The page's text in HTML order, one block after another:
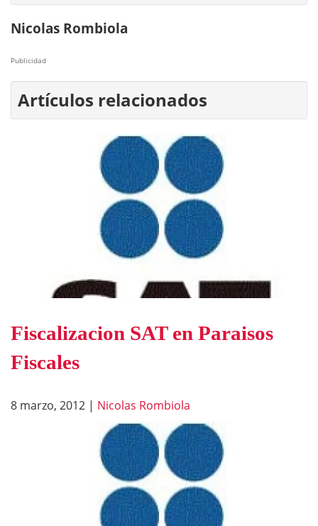
Nicolas Rombiola
Publicidad
Artículos relacionados
Fiscalizacion SAT en Paraisos
Fiscales
8 marzo, 2012 | Nicolas Rombiola